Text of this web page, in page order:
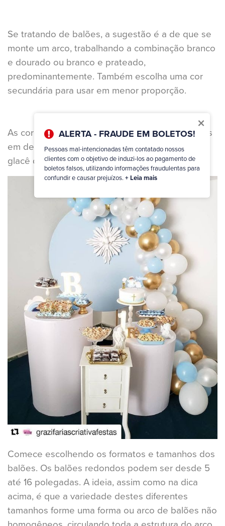
×
ALERTA - FRAUDE EM BOLETOS!
Pessoas mal-intencionadas têm contatado nossos
clientes com o objetivo de induzi-los ao pagamento de
boletos falsos, utilizando informações fraudulentas para
confundir e causar prejuízos. + Leia mais
Se tratando de balões, a sugestão é a de que se
monte um arco, trabalhando a combinação branco
e dourado ou branco e prateado,
predominantemente. Também escolha uma cor
secundária para usar em menor proporção.
As cores secundárias também podem ser usadas
em detalhes, como um laço, por exemplo, ou o
glacê do bolo.
Comece escolhendo os formatos e tamanhos dos
balões. Os balões redondos podem ser desde 5
até 16 polegadas. A ideia, assim como na dica
acima, é que a variedade destes diferentes
tamanhos forme uma forma ou arco de balões não